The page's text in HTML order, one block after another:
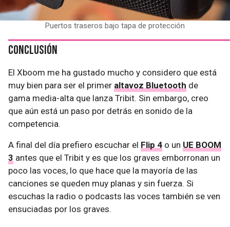
Puertos traseros bajo tapa de protección
Conclusión
El Xboom me ha gustado mucho y considero que está
muy bien para ser el primer altavoz Bluetooth de
gama media-alta que lanza Tribit. Sin embargo, creo
que aún está un paso por detrás en sonido de la
competencia.
A final del día prefiero escuchar el Flip 4 o un UE BOOM
3 antes que el Tribit y es que los graves emborronan un
poco las voces, lo que hace que la mayoría de las
canciones se queden muy planas y sin fuerza. Si
escuchas la radio o podcasts las voces también se ven
ensuciadas por los graves.